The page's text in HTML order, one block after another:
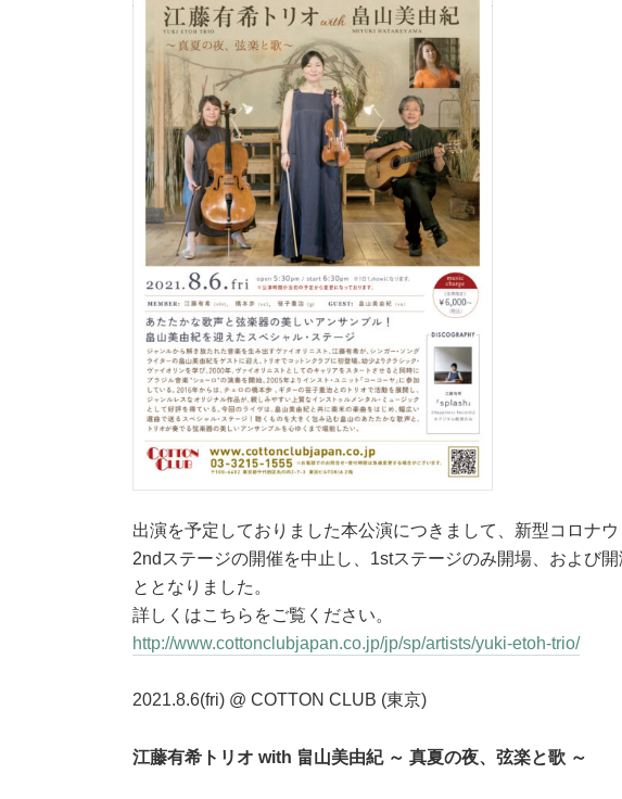
出演を予定しておりました本公演につきまして、新型コロナ
2ndステージの開催を中止し、1stステージのみ開場、および
ととなりました。
詳しくはこちらをご覧ください。
http://www.cottonclubjapan.co.jp/jp/sp/artists/yuki-etoh-trio/
2021.8.6(fri) @ COTTON CLUB (東京)
江藤有希トリオ with 畠山美由紀 ～ 真夏の夜、弦楽と歌 ～